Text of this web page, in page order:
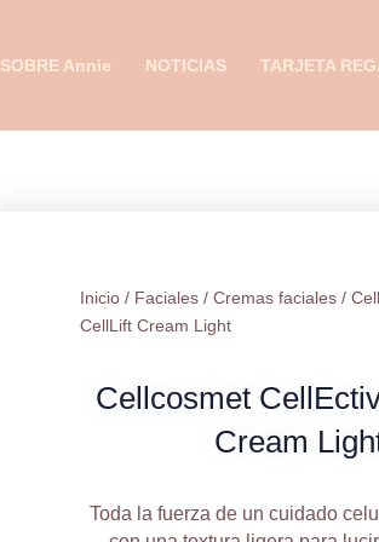
SOBRE Annie NOTICIAS TARJETA
Inicio / Faciales / Cremas faciales /
CellLift Cream Light
Cellcosmet
Cream
Toda la fuerza de un cuidado
cantidad